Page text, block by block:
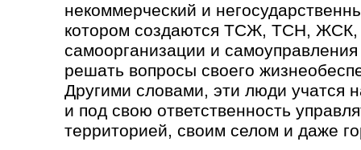
некоммерческий и
котором создаются ТСЖ, ТСН,
самоорганизации и
решать вопросы своего
Другими словами, эти люди учатся
и под свою ответственность
территорией, своим селом и даже